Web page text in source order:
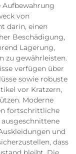
Aufbewahrung
von
darin, einen
Beschädigung,
Lagerung,
zu gewährleisten.
verfügen über
sowie robuste
vor Kratzern,
Moderne
fortschrittliche
und
dass